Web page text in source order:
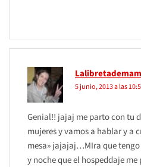
5 junio, 2013 a las
Genial!! jajaj me parto con tu
mujeres y vamos a hablar y a
mesa» jajajaj…MIra que
y noche que el hospeddaje